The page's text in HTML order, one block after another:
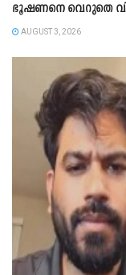
ഭൂഷണനെ വെറുതെ
AUGUST 3, 2026